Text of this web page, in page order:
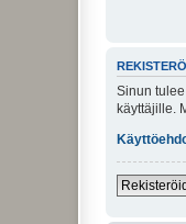
Sinun
käyttäjille.